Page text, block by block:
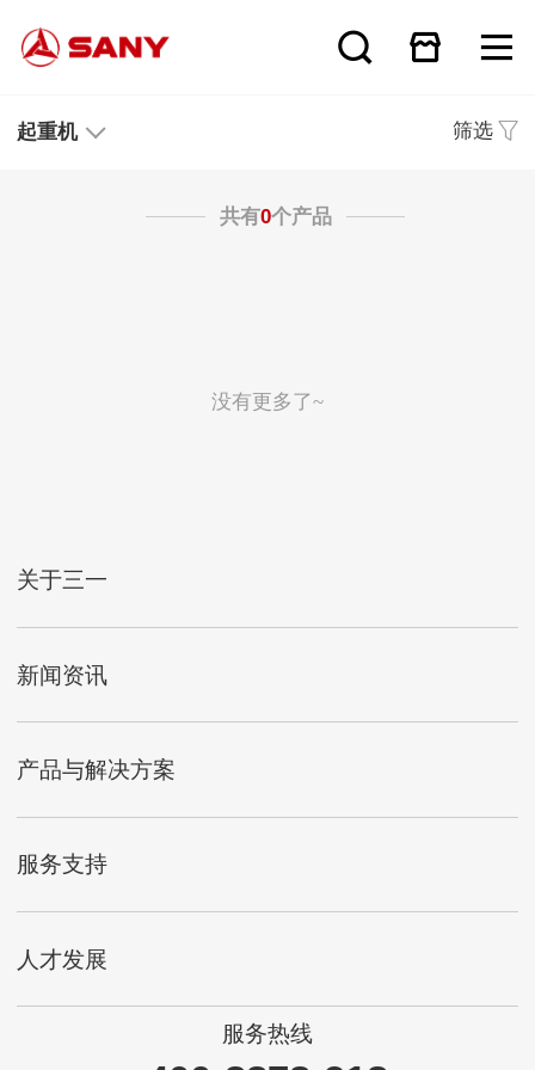
起重机 筛选
共有0个产品
没有更多了~
关于三一
新闻资讯
产品与解决方案
服务支持
人才发展
服务热线